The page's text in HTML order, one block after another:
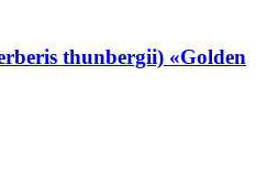
thunbergii) «Golden